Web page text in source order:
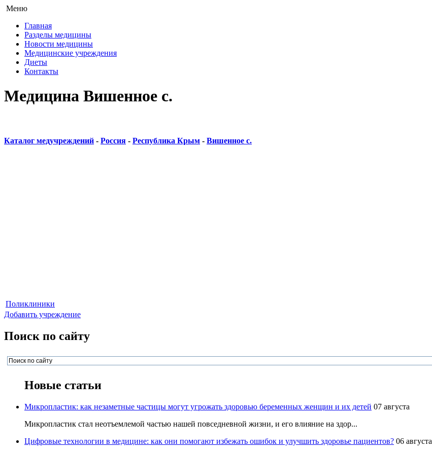
Меню
Главная
Разделы медицины
Новости медицины
Медицинские учреждения
Диеты
Контакты
Медицина Вишенное с.
Каталог медучреждений - Россия - Республика Крым - Вишенное с.
Поликлиники
Добавить учреждение
Поиск по сайту
Новые статьи
Микропластик: как незаметные частицы могут угрожать здоровью беременных женщин и их детей 07 августа
Микропластик стал неотъемлемой частью нашей повседневной жизни, и его влияние на здор...
Цифровые технологии в медицине: как они помогают избежать ошибок и улучшить здоровье пациентов? 06 августа